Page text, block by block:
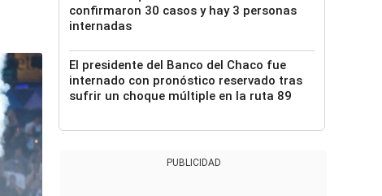
confirmaron 30 casos y hay 3 personas
internadas
El presidente del Banco del Chaco fue
internado con pronóstico reservado tras
sufrir un choque múltiple en la ruta 89
PUBLICIDAD